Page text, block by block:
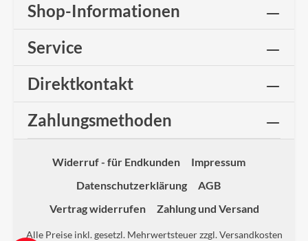
Shop-Informationen
Service
Direktkontakt
Zahlungsmethoden
Widerruf - für Endkunden
Impressum
Datenschutzerklärung
AGB
Vertrag widerrufen
Zahlung und Versand
Alle Preise inkl. gesetzl. Mehrwertsteuer zzgl.Versandkosten